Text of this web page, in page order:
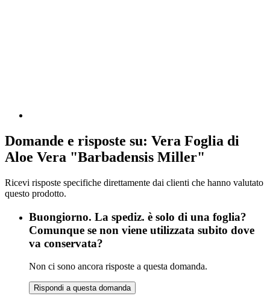
Domande e risposte su: Vera Foglia di
Aloe Vera "Barbadensis Miller"
Ricevi risposte specifiche direttamente dai clienti che hanno valutato
questo prodotto.
Buongiorno. La spediz. è solo di una foglia?
Comunque se non viene utilizzata subito dove
va conservata?
Non ci sono ancora risposte a questa domanda.
Rispondi a questa domanda